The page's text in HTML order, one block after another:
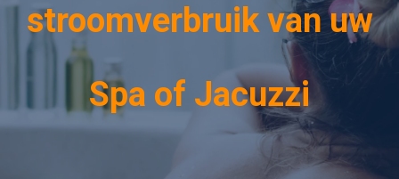
stroomverbruik van uw
Spa of Jacuzzi